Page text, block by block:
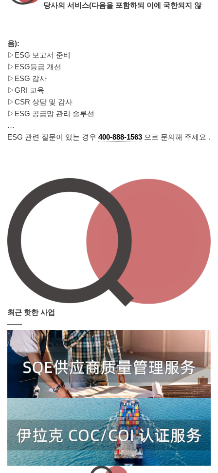
당사의 서비스(다음을 포함하되 이에 국한되지 않
음):
▷ESG 보고서 준비
▷ESG등급 개선
▷ESG 감사
▷GRI 교육
▷CSR 상담 및 감사
▷ESG 공급망 관리 솔루션
…
ESG 관련 질문이 있는 경우 400-888-1563 으로 문의해 주세요 .
최근 핫한 사업
——